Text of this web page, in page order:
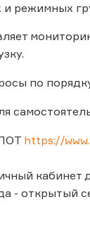
режимных
по
https://
кабинет
- открытый